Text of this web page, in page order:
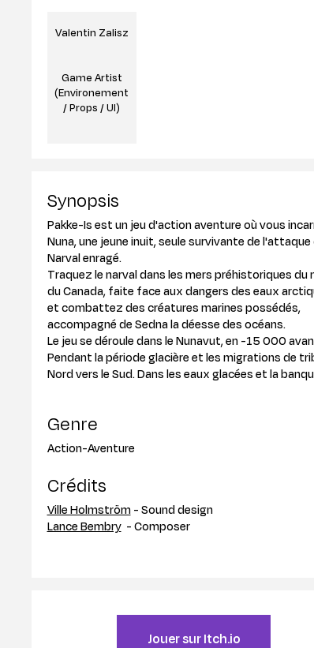
Valentin Zalisz
Game Artist
(Environement
/ Props / UI)
Synopsis
Pakke-Is est un jeu d'action aventure où vous
Nuna, une jeune inuit, seule survivante de l'attaque
Narval enragé.
Traquez le narval dans les mers préhistoriques du
du Canada, faite face aux dangers des eaux
et combattez des créatures marines possédés,
accompagné de Sedna la déesse des océans.
Le jeu se déroule dans le Nunavut, en -15 000
Pendant la période glacière et les migrations de
Nord vers le Sud. Dans les eaux glacées et la
Genre
Action-Aventure
Crédits
Ville Holmström- Sound design
Lance Bembry- Composer
Jouer sur Itch.io